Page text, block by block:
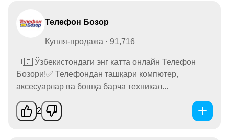
Телефон Бозор
Купля-продажа · 91,716
🇺🇿 Ўзбекистондаги энг катта онлайн Телефон
Бозори!✅ Телефондан ташқари компютер,
аксесуарлар ва бошқа барча техникал...
2